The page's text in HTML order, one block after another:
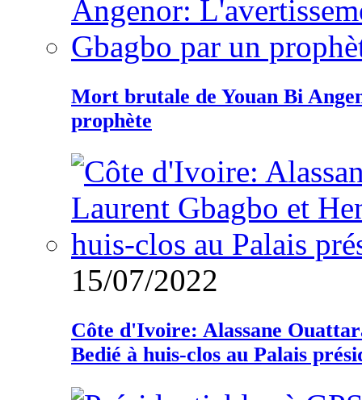
Mort brutale de Youan Bi
prophète
15/07/2022
Côte d'Ivoire: Alassane
Bedié à huis-clos au Palais